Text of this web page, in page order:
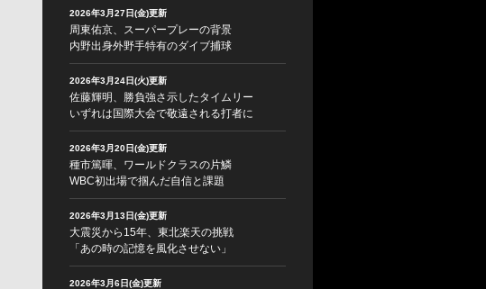
2026年3月27日(金)更新
周東佑京、スーパープレーの背景
内野出身外野手特有のダイブ捕球
2026年3月24日(火)更新
佐藤輝明、勝負強さ示したタイムリー
いずれは国際大会で敬遠される打者に
2026年3月20日(金)更新
種市篤暉、ワールドクラスの片鱗
WBC初出場で掴んだ自信と課題
2026年3月13日(金)更新
大震災から15年、東北楽天の挑戦
「あの時の記憶を風化させない」
2026年3月6日(金)更新